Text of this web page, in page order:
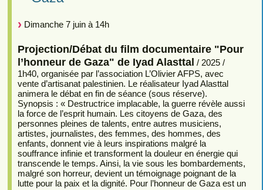
Dimanche 7 juin à 14h
Projection/Débat du film documentaire "Pour
l’honneur de Gaza" de Iyad Alasttal / 2025 /
1h40, organisée par l’association L’Olivier AFPS, avec
vente d’artisanat palestinien. Le réalisateur Iyad Alasttal
animera le débat en fin de séance (sous réserve).
Synopsis : « Destructrice implacable, la guerre révèle aussi
la force de l’esprit humain. Les citoyens de Gaza, des
personnes pleines de talents, entre autres musiciens,
artistes, journalistes, des femmes, des hommes, des
enfants, donnent vie à leurs inspirations malgré la
souffrance infinie et transforment la douleur en énergie qui
transcende le temps. Ainsi, la vie sous les bombardements,
malgré son horreur, devient un témoignage poignant de la
lutte pour la paix et la dignité. Pour l’honneur de Gaza est un